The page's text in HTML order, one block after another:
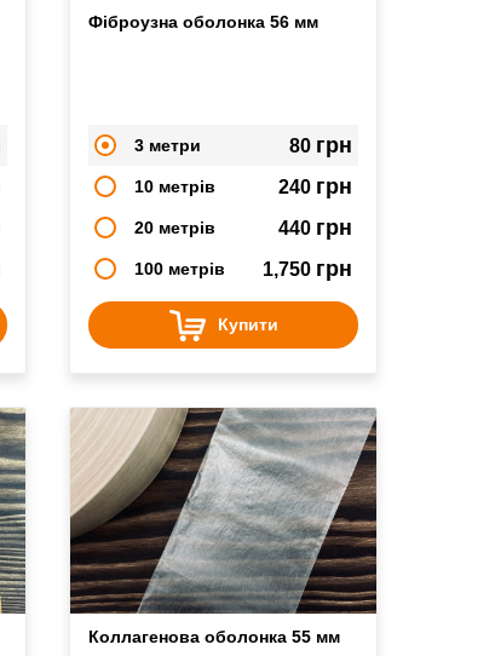
Фіброузна оболонка 56 мм
3 метри 80 грн
10 метрів 240 грн
20 метрів 440 грн
100 метрів 1,750 грн
Купити
Коллагенова оболонка 55 мм